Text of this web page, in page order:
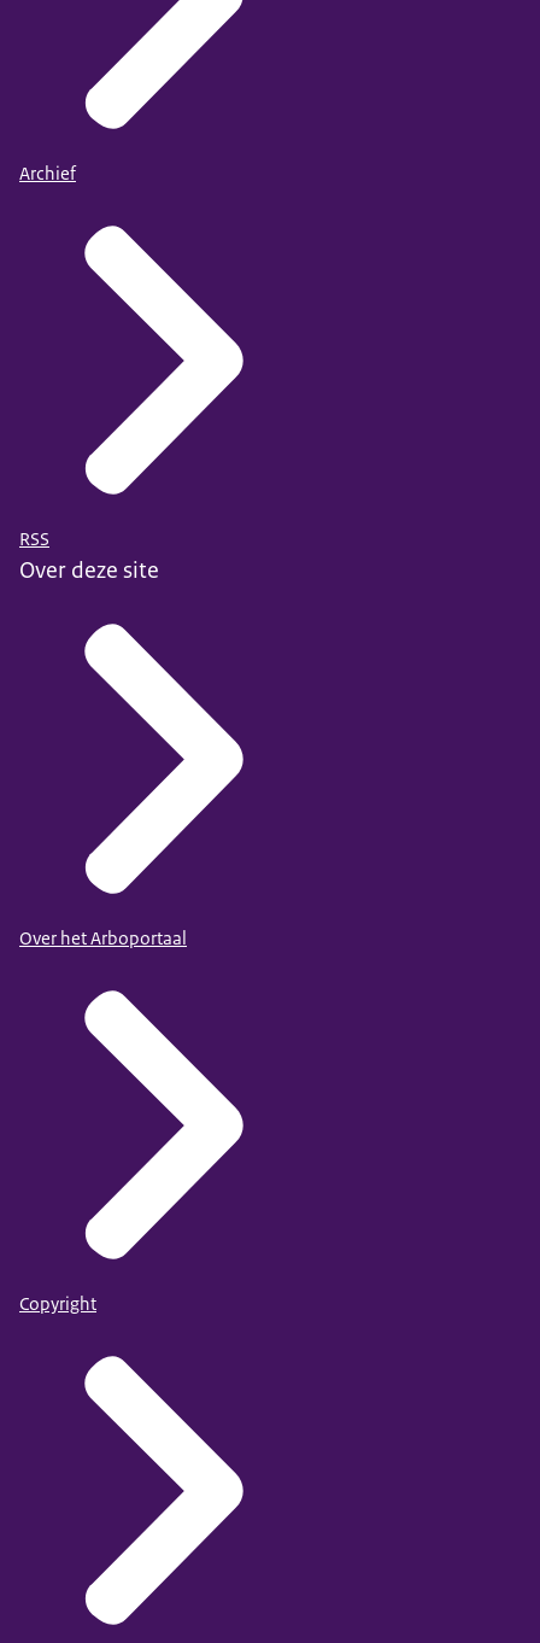
Archief
RSS
Over deze site
Over het Arboportaal
Copyright